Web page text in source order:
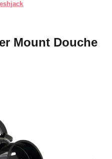
Mount Douche